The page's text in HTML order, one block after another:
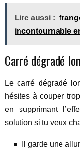
Lire aussi :
incontournable
Carré dégradé
Le carré dégradé
hésites à couper
en supprimant
solution si tu veux
Il garde une